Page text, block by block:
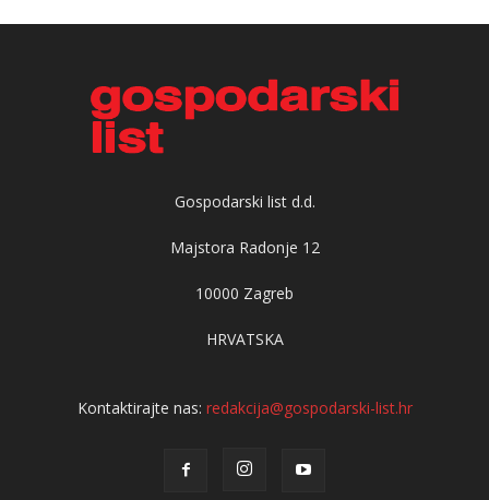
Gospodarski list d.d.
Majstora Radonje 12
10000 Zagreb
HRVATSKA
Kontaktirajte nas: redakcija@gospodarski-list.hr